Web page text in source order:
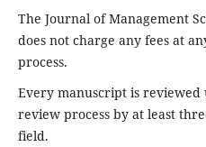
The Journal of Management
does not charge any fees at
process.
Every manuscript is
review process by at least
field.